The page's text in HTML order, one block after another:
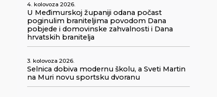
4. kolovoza 2026.
U Međimurskoj županiji odana počast
poginulim braniteljima povodom Dana
pobjede i domovinske zahvalnosti i Dana
hrvatskih branitelja
3. kolovoza 2026.
Selnica dobiva modernu školu, a Sveti Martin
na Muri novu sportsku dvoranu